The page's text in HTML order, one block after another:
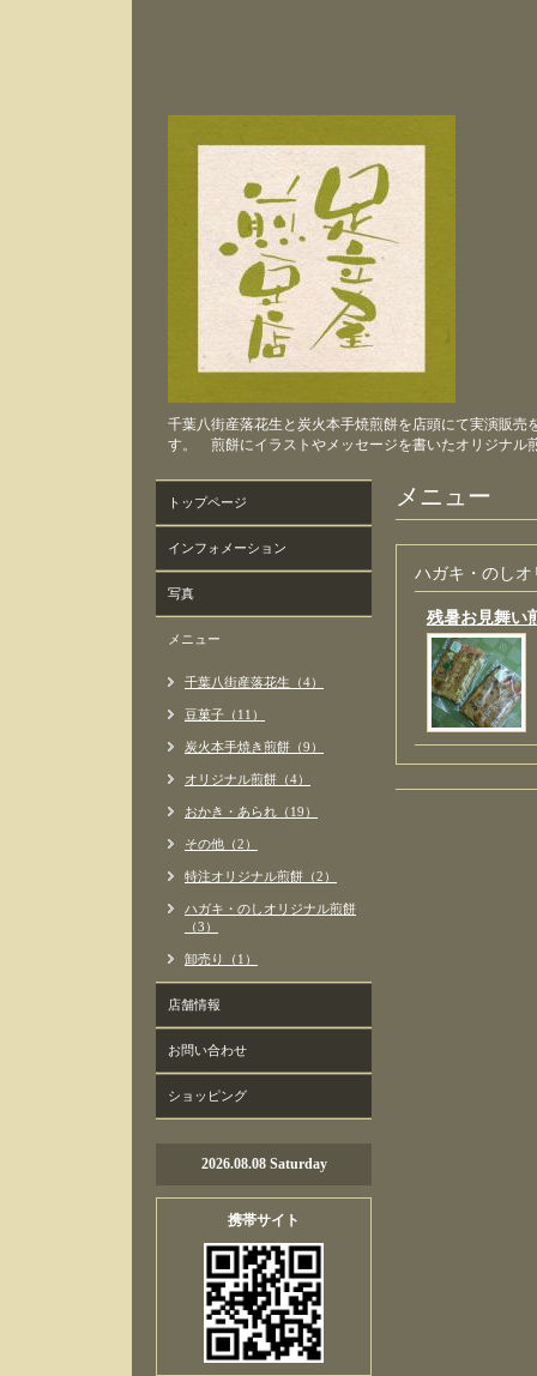
千葉八街産落花生と炭火本手焼煎餅を店頭にて実演販
す。 煎餅にイラストやメッセージを書いたオリジナル
メニュー
ハガキ・のし
残暑お見舞い
トップページ
インフォメーション
写真
メニュー
千葉八街産落花生（4）
豆菓子（11）
炭火本手焼き煎餅（9）
オリジナル煎餅（4）
おかき・あられ（19）
その他（2）
特注オリジナル煎餅（2）
ハガキ・のしオリジナル煎餅
（3）
卸売り（1）
店舗情報
お問い合わせ
ショッピング
2026.08.08 Saturday
携帯サイト